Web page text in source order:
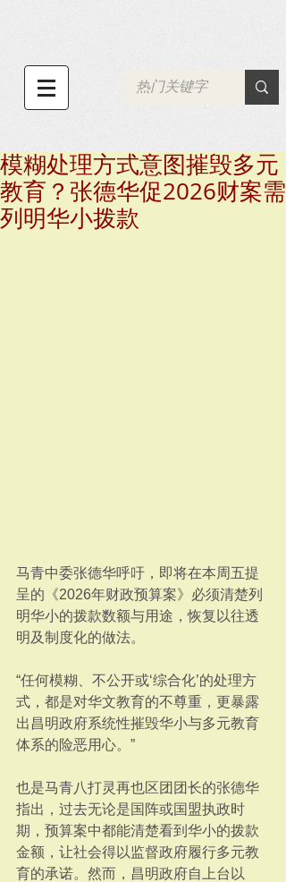
模糊处理方式意图摧毁多元
教育？张德华促2026财案需
列明华小拨款
马青中委张德华呼吁，即将在本周五提
呈的《2026年财政预算案》必须清楚列
明华小的拨款数额与用途，恢复以往透
明及制度化的做法。
“任何模糊、不公开或‘综合化’的处理方
式，都是对华文教育的不尊重，更暴露
出昌明政府系统性摧毁华小与多元教育
体系的险恶用心。”
也是马青八打灵再也区团团长的张德华
指出，过去无论是国阵或国盟执政时
期，预算案中都能清楚看到华小的拨款
金额，让社会得以监督政府履行多元教
育的承诺。然而，昌明政府自上台以